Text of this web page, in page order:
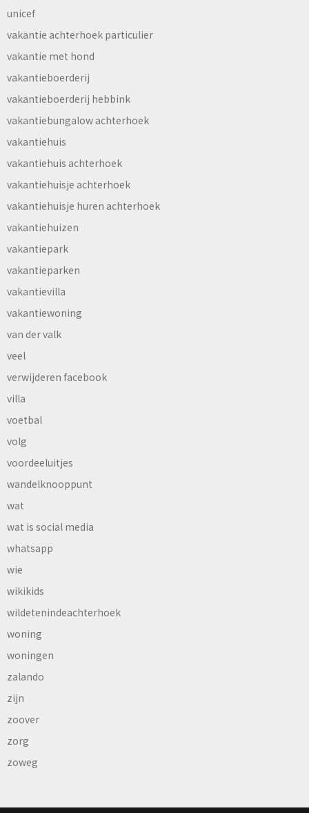
unicef
vakantie achterhoek particulier
vakantie met hond
vakantieboerderij
vakantieboerderij hebbink
vakantiebungalow achterhoek
vakantiehuis
vakantiehuis achterhoek
vakantiehuisje achterhoek
vakantiehuisje huren achterhoek
vakantiehuizen
vakantiepark
vakantieparken
vakantievilla
vakantiewoning
van der valk
veel
verwijderen facebook
villa
voetbal
volg
voordeeluitjes
wandelknooppunt
wat
wat is social media
whatsapp
wie
wikikids
wildetenindeachterhoek
woning
woningen
zalando
zijn
zoover
zorg
zoweg